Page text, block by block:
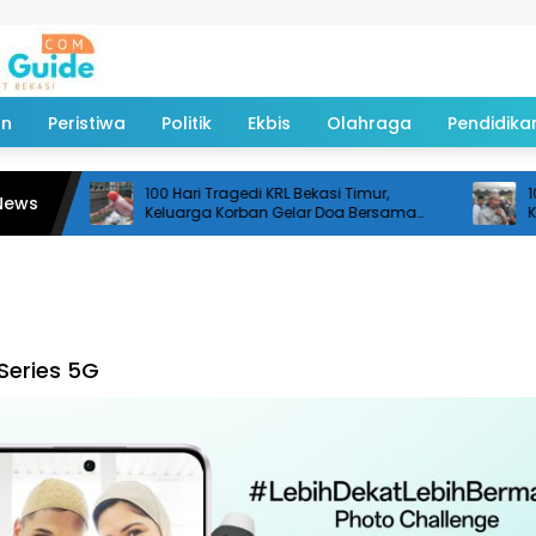
Peristiwa Politik Ekbis Olahraga
100 Hari Tragedi KRL Bekasi Timur,
Keluarga Korban Gelar Doa Bersama
dan Tabur Bunga
100
5G